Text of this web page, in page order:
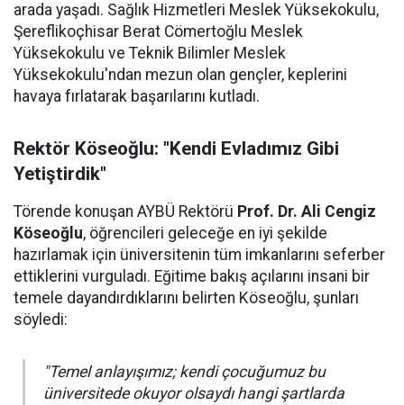
arada yaşadı. Sağlık Hizmetleri Meslek Yüksekokulu,
Şereflikoçhisar Berat Cömertoğlu Meslek
Yüksekokulu ve Teknik Bilimler Meslek
Yüksekokulu'ndan mezun olan gençler, keplerini
havaya fırlatarak başarılarını kutladı.
Rektör Köseoğlu: "Kendi Evladımız Gibi
Yetiştirdik"
Törende konuşan AYBÜ Rektörü Prof. Dr. Ali Cengiz
Köseoğlu, öğrencileri geleceğe en iyi şekilde
hazırlamak için üniversitenin tüm imkanlarını seferber
ettiklerini vurguladı. Eğitime bakış açılarını insani bir
temele dayandırdıklarını belirten Köseoğlu, şunları
söyledi:
"Temel anlayışımız; kendi çocuğumuz bu
üniversitede okuyor olsaydı hangi şartlarda